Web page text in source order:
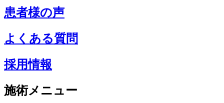
患者様の声
よくある質問
採用情報
施術メニュー